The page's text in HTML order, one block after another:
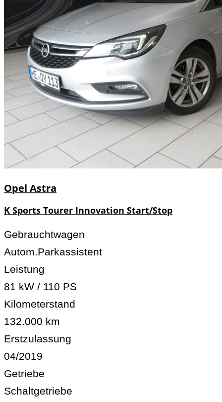
Opel Astra
K Sports Tourer Innovation Start/Stop
Gebrauchtwagen
Autom.Parkassistent
Leistung
81 kW / 110 PS
Kilometerstand
132.000 km
Erstzulassung
04/2019
Getriebe
Schaltgetriebe